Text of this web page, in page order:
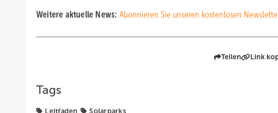
Weitere aktuelle News: Abonnieren Sie unseren kostenlosen
Teilen Link
Tags
Leitfaden Solarparks